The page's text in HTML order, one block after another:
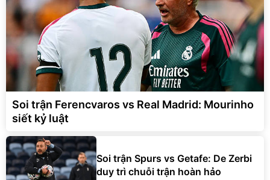
Soi trận Ferencvaros vs Real Madrid: Mourinho
siết kỷ luật
Soi trận Spurs vs Getafe: De Zerbi
duy trì chuỗi trận hoàn hảo